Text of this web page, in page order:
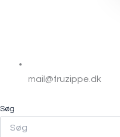
mail@fruzippe.dk
Søg